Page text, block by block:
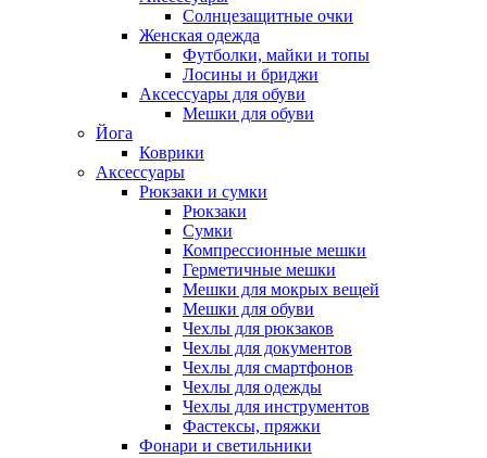
Солнцезащитные очки
Женская одежда
Футболки, майки и топы
Лосины и бриджи
Аксессуары для обуви
Мешки для обуви
Йога
Коврики
Аксессуары
Рюкзаки и сумки
Рюкзаки
Сумки
Компрессионные мешки
Герметичные мешки
Мешки для мокрых вещей
Мешки для обуви
Чехлы для рюкзаков
Чехлы для документов
Чехлы для смартфонов
Чехлы для одежды
Чехлы для инструментов
Фастексы, пряжки
Фонари и светильники